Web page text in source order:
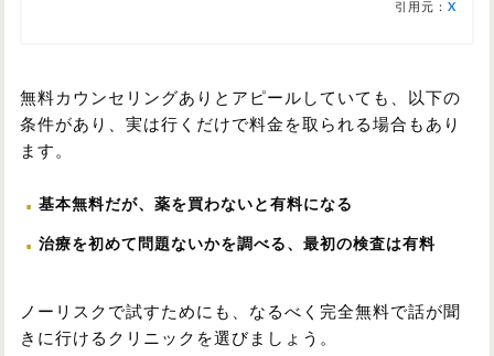
引用元： X
無料カウンセリングありとアピールしていても、以下の
条件があり、実は行くだけで料金を取られる場合もあり
ます。
基本無料だが、薬を買わないと有料になる
治療を初めて問題ないかを調べる、最初の検査は有料
ノーリスクで試すためにも、なるべく完全無料で話が聞
きに行けるクリニックを選びましょう。